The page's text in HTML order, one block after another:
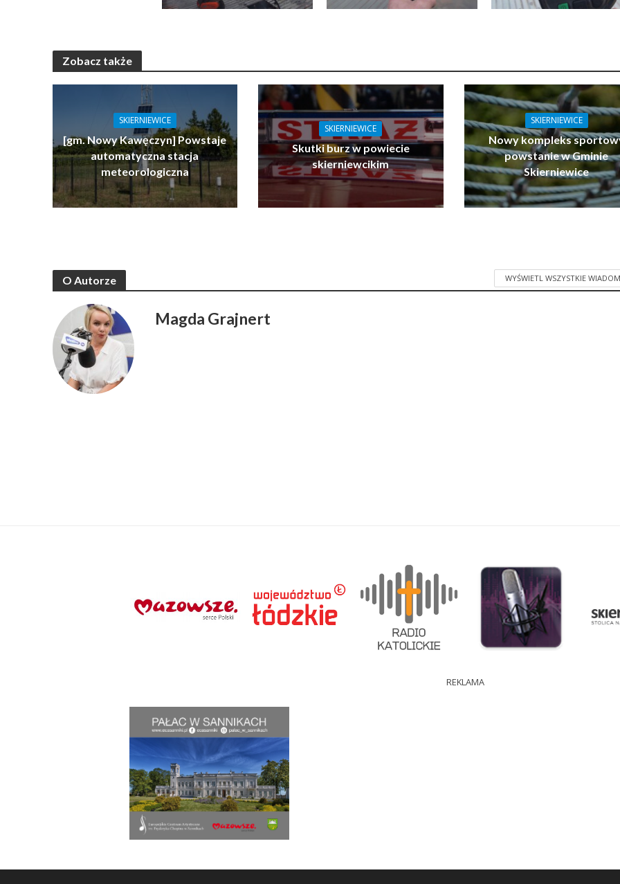
Zobacz także
SKIERNIEWICE
[gm. Nowy Kawęczyn] Powstaje
automatyczna stacja
meteorologiczna
SKIERNIEWICE
Skutki burz w powiecie
skierniewcikim
SKIERNIEWICE
Nowy kompleks
powstanie w Gminie
Skierniewice
O Autorze WYŚWIETL WSZYSTKIE
Magda Grajnert
REKLAMA